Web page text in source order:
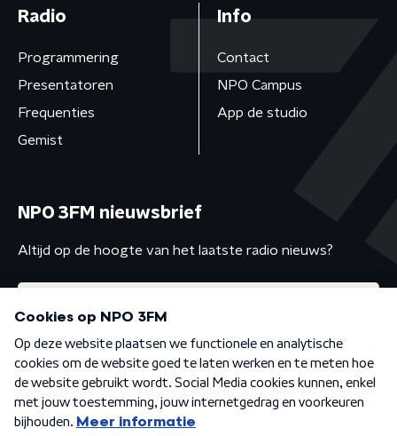
Radio
Programmering
Presentatoren
Frequenties
Gemist
Info
Contact
NPO Campus
App de studio
NPO 3FM nieuwsbrief
Altijd op de hoogte van het laatste radio nieuws?
Algemene voorwaarden Privacybeleid